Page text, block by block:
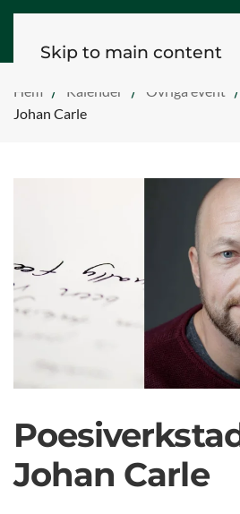
Skip to main content
Hem Kalender Övriga event
Johan Carle
Johan Carle